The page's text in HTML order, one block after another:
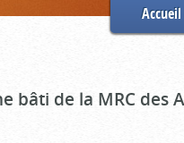
Accueil
bâti de la MRC des